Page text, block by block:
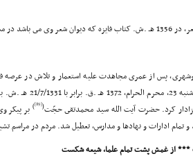
منتشر گردیده است.
بوشهرى، پس از عمرى مجاهدت علیه استعمار و تلاش در
سه سالگى، در
کرد. حضرت آیت الله سید محمدتقى حجّت(
[89]
) بر پیکر
تمام ادارات و نهادها و مدارس، تعطیل شد. مردم در مراسم
*** از غمش پشت تمام علما، شیعه شکست